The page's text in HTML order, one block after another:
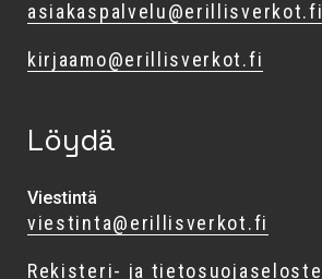
asiakaspalvelu@erillisverkot.fi
kirjaamo@erillisverkot.fi
Löydä
Viestintä
viestinta@erillisverkot.fi
Rekisteri- ja tietosuojaseloste